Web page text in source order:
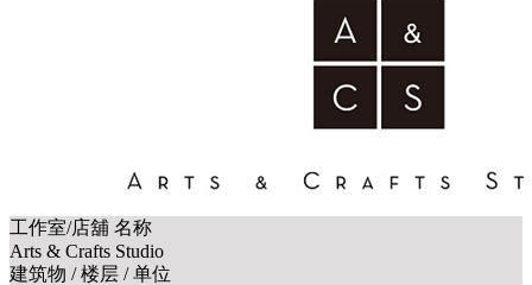
工作室/店舖 名称
Arts & Crafts Studio
建筑物 / 楼层 / 单位